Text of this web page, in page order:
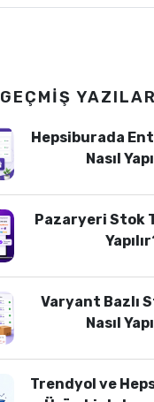
GEÇMIŞ YAZILAR
Hepsiburada
Nasıl
Pazaryeri Stok
Varyant Bazlı
Nasıl
Trendyol ve